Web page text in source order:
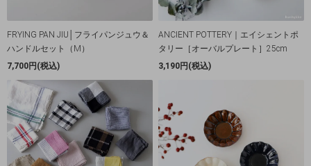
FRYING PAN JIU│フライパンジュウ＆
ハンドルセット（M）
7,700円(税込)
ANCIENT POTTERY｜エイシェントポ
タリー［オーバルプレート］25cm
3,190円(税込)